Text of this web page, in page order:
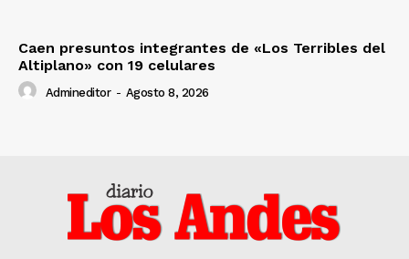
Caen presuntos integrantes de «Los Terribles del
Altiplano» con 19 celulares
Admineditor - Agosto 8, 2026